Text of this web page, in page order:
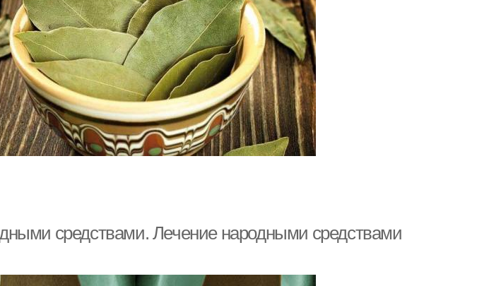
средствами. Лечение народными средствами